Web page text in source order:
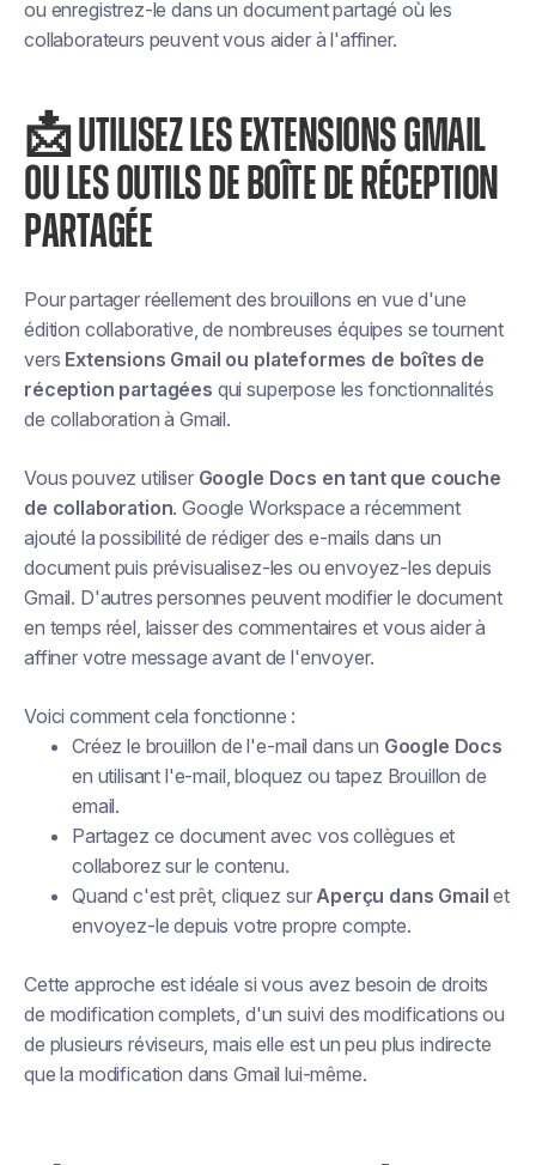
ou enregistrez-le dans un document partagé où les
collaborateurs peuvent vous aider à l'affiner.
📩 UTILISEZ LES EXTENSIONS GMAIL
OU LES OUTILS DE BOÎTE DE RÉCEPTION
PARTAGÉE
Pour partager réellement des brouillons en vue d'une
édition collaborative, de nombreuses équipes se tournent
vers Extensions Gmail ou plateformes de boîtes de
réception partagées qui superpose les fonctionnalités
de collaboration à Gmail.
Vous pouvez utiliser Google Docs en tant que couche
de collaboration. Google Workspace a récemment
ajouté la possibilité de rédiger des e-mails dans un
documentpuis prévisualisez-les ou envoyez-les depuis
Gmail. D'autres personnes peuvent modifier le document
en temps réel, laisser des commentaires et vous aider à
affiner votre message avant de l'envoyer.
Voici comment cela fonctionne :
Créez le brouillon de l'e-mail dans un Google Docs
en utilisant l'e-mail, bloquez ou tapez Brouillon de
email.
Partagez ce document avec vos collègues et
collaborez sur le contenu.
Quand c'est prêt, cliquez surAperçu dans Gmail et
envoyez-le depuis votre propre compte.
Cette approche est idéale si vous avez besoin de droits
de modification complets, d'un suivi des modifications ou
de plusieurs réviseurs, mais elle est un peu plus indirecte
que la modification dans Gmail lui-même.